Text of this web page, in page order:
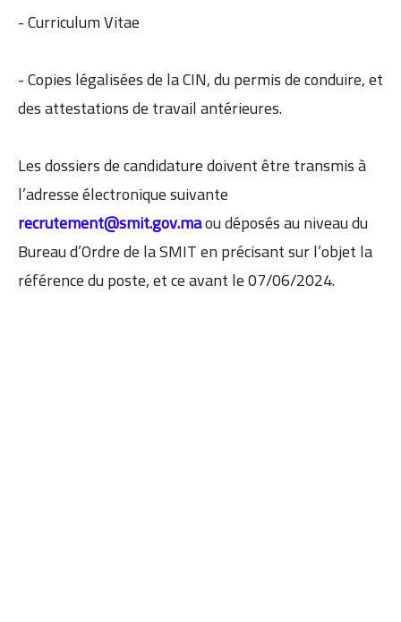
- Curriculum Vitae
- Copies légalisées de la CIN, du permis de conduire, et
des attestations de travail antérieures.
Les dossiers de candidature doivent être transmis à
l’adresse électronique suivante
recrutement@smit.gov.maou déposés au niveau du
Bureau d’Ordre de la SMIT en précisant sur l’objet la
référence du poste, et ce avant le 07/06/2024.